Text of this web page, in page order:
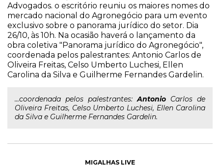
Advogados. o escritório reuniu os maiores nomes do
mercado nacional do Agronegócio para um evento
exclusivo sobre o panorama jurídico do setor. Dia
26/10, às 10h. Na ocasião haverá o lançamento da
obra coletiva "Panorama jurídico do Agronegócio",
coordenada pelos palestrantes: Antonio Carlos de
Oliveira Freitas, Celso Umberto Luchesi, Ellen
Carolina da Silva e Guilherme Fernandes Gardelin.
...coordenada pelos palestrantes:Antonio Carlos de
Oliveira Freitas, Celso Umberto Luchesi, Ellen Carolina
da Silva e Guilherme Fernandes Gardelin.
MIGALHAS LIVE